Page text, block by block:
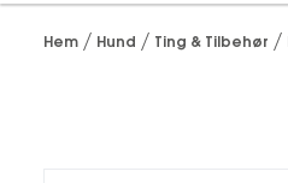
Hem Hund Ting & Tilbehør